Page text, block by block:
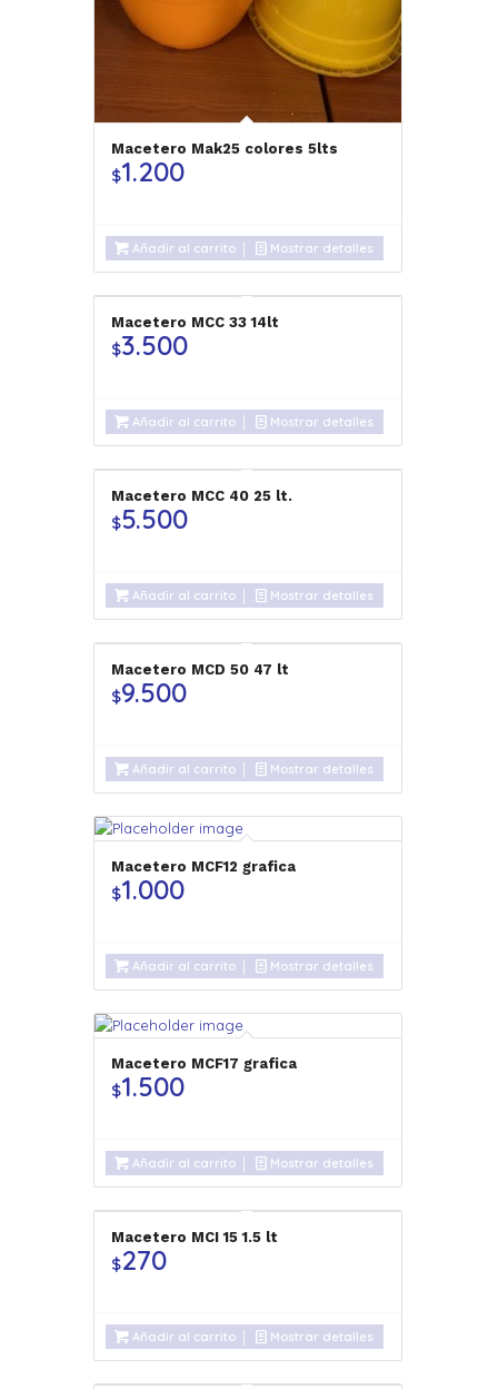
Macetero Mak25 colores 5lts
$1.200
Añadir al carrito Mostrar detalles
Macetero MCC 33 14lt
$3.500
Añadir al carrito Mostrar detalles
Macetero MCC 40 25 lt.
$5.500
Añadir al carrito Mostrar detalles
Macetero MCD 50 47 lt
$9.500
Añadir al carrito Mostrar detalles
Macetero MCF12 grafica
$1.000
Añadir al carrito Mostrar detalles
Macetero MCF17 grafica
$1.500
Añadir al carrito Mostrar detalles
Macetero MCI 15 1.5 lt
$270
Añadir al carrito Mostrar detalles